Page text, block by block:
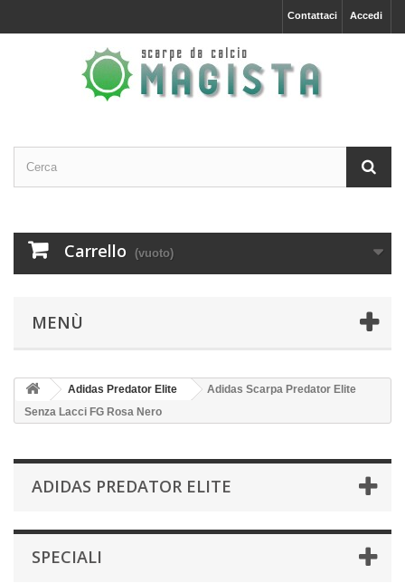
Accedi
Contattaci
Carrello (vuoto)
MENÙ
Adidas Predator Elite
Adidas Scarpa Predator Elite
Senza Lacci FG Rosa Nero
ADIDAS PREDATOR ELITE
SPECIALI